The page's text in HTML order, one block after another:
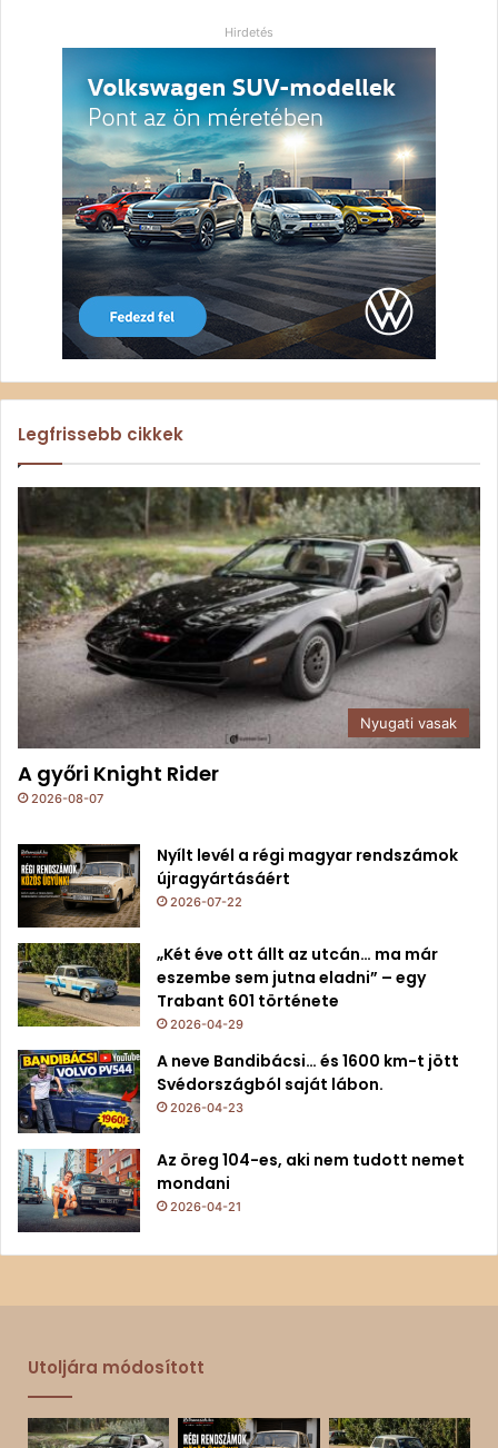
Hirdetés
Legfrissebb cikkek
Nyugati vasak
A győri Knight Rider
2026-08-07
Nyílt levél a régi magyar rendszámok
újragyártásáért
2026-07-22
„Két éve ott állt az utcán… ma már
eszembe sem jutna eladni” – egy
Trabant 601 története
2026-04-29
A neve Bandibácsi… és 1600 km-t jött
Svédországból saját lábon.
2026-04-23
Az öreg 104-es, aki nem tudott nemet
mondani
2026-04-21
Utoljára módosított